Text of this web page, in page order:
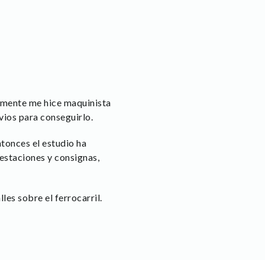
me hice maquinista
para conseguirlo.
el estudio ha
y consignas,
sobre el ferrocarril.